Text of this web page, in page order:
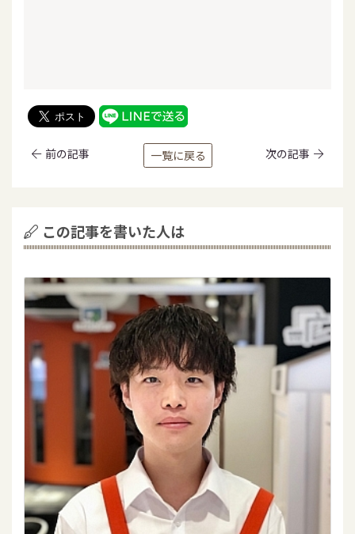
前の記事 一覧に戻る 次の記事
この記事を書いた人は